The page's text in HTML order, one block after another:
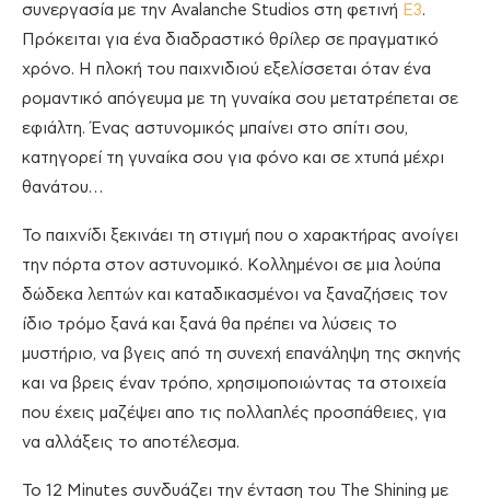
συνεργασία με την Avalanche Studios στη φετινή Ε3.
Πρόκειται για ένα διαδραστικό θρίλερ σε πραγματικό
χρόνο. Η πλοκή του παιχνιδιού εξελίσσεται όταν ένα
ρομαντικό απόγευμα με τη γυναίκα σου μετατρέπεται σε
εφιάλτη. Ένας αστυνομικός μπαίνει στο σπίτι σου,
κατηγορεί τη γυναίκα σου για φόνο και σε χτυπά μέχρι
θανάτου…
Το παιχνίδι ξεκινάει τη στιγμή που ο χαρακτήρας ανοίγει
την πόρτα στον αστυνομικό. Κολλημένοι σε μια λούπα
δώδεκα λεπτών και καταδικασμένοι να ξαναζήσεις τον
ίδιο τρόμο ξανά και ξανά θα πρέπει να λύσεις το
μυστήριο, να βγεις από τη συνεχή επανάληψη της σκηνής
και να βρεις έναν τρόπο, χρησιμοποιώντας τα στοιχεία
που έχεις μαζέψει απο τις πολλαπλές προσπάθειες, για
να αλλάξεις το αποτέλεσμα.
Το 12 Minutes συνδυάζει την ένταση του The Shining με